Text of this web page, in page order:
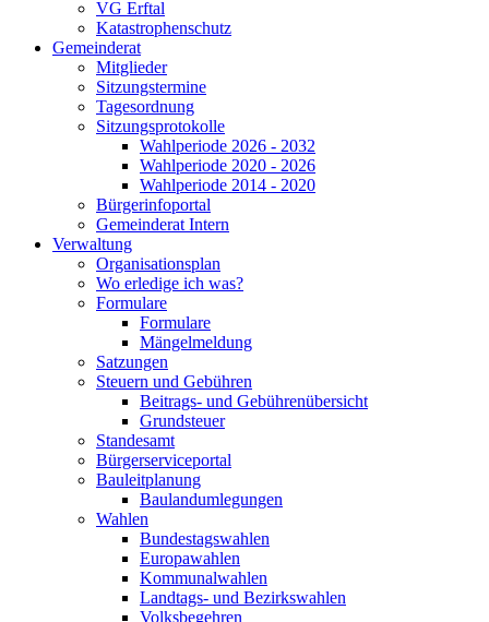
VG Erftal
Katastrophenschutz
Gemeinderat
Mitglieder
Sitzungstermine
Tagesordnung
Sitzungsprotokolle
Wahlperiode 2026 - 2032
Wahlperiode 2020 - 2026
Wahlperiode 2014 - 2020
Bürgerinfoportal
Gemeinderat Intern
Verwaltung
Organisationsplan
Wo erledige ich was?
Formulare
Formulare
Mängelmeldung
Satzungen
Steuern und Gebühren
Beitrags- und Gebührenübersicht
Grundsteuer
Standesamt
Bürgerserviceportal
Bauleitplanung
Baulandumlegungen
Wahlen
Bundestagswahlen
Europawahlen
Kommunalwahlen
Landtags- und Bezirkswahlen
Volksbegehren